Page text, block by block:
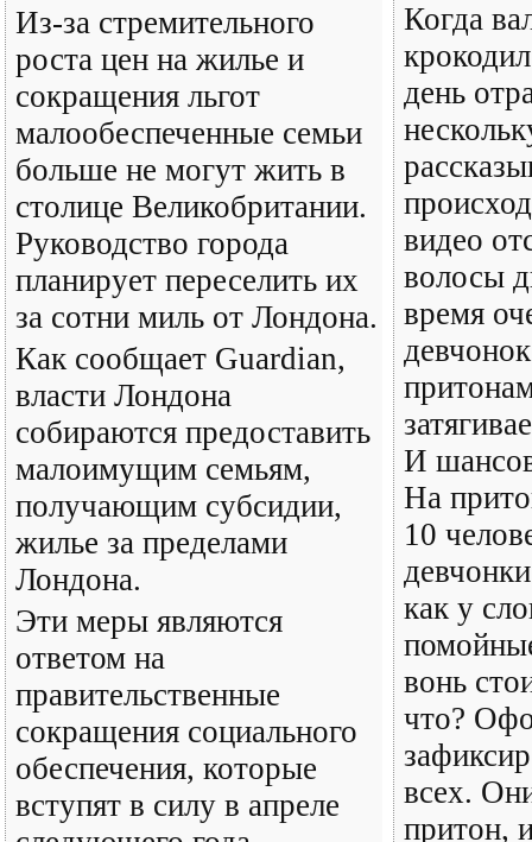
Из-за стремительного
роста цен на жилье и
сокращения льгот
малообеспеченные семьи
больше не могут жить в
столице Великобритании.
Руководство города
планирует переселить их
за сотни миль от Лондона.
Как сообщает Guardian,
власти Лондона
собираются предоставить
малоимущим семьям,
получающим субсидии,
жилье за пределами
Лондона.
Эти меры являются
ответом на
правительственные
сокращения социального
обеспечения, которые
вступят в силу в апреле
Когда
день
видео
волосы
время
И
На
10
как у
вонь
что?
всех.
притон,